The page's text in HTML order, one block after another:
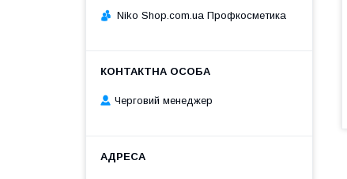
Niko Shop.com.ua Профкосметика
Черговий менеджер